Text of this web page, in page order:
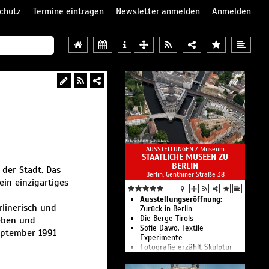
Termine eintragen Newsletter anmelden
Anmelden
Stadt. Das
einzigartiges
und
und
1991
AUSSTELLUNGEN / Museum
STAATLICHE MUSEEN ZU
BERLIN
Berlin, Genthiner Straße 38
Ausstellungseröffnung:
Zurück in Berlin
Die Berge Tirols
Sofie Dawo. Textile
Experimente
Fotografie erzählt Skulptur
Tischkultur der Zukunft